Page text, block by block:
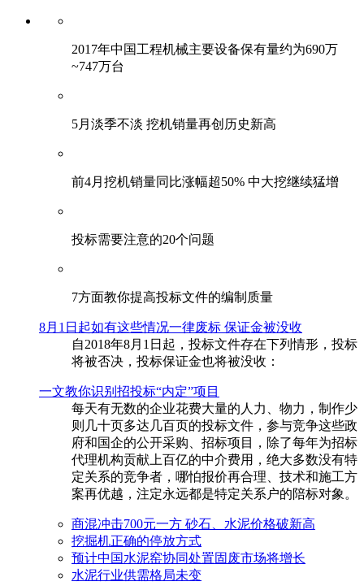
2017年中国工程机械主要设备保有量约为690万
~747万台
5月淡季不淡 挖机销量再创历史新高
前4月挖机销量同比涨幅超50% 中大挖继续猛增
投标需要注意的20个问题
​7方面教你提高投标文件的编制质量
8月1日起如有这些情况一律废标 保证金被没收
自2018年8月1日起，投标文件存在下列情形，投标
将被否决，投标保证金也将被没收：
一文教你识别招投标“内定”项目
每天有无数的企业花费大量的人力、物力，制作少
则几十页多达几百页的投标文件，参与竞争这些政
府和国企的公开采购、招标项目，除了每年为招标
代理机构贡献上百亿的中介费用，绝大多数没有特
定关系的竞争者，哪怕报价再合理、技术和施工方
案再优越，注定永远都是特定关系户的陪标对象。
商混冲击700元一方 砂石、水泥价格破新高
挖掘机正确的停放方式
预计中国水泥窑协同处置固废市场将增长
水泥行业供需格局未变